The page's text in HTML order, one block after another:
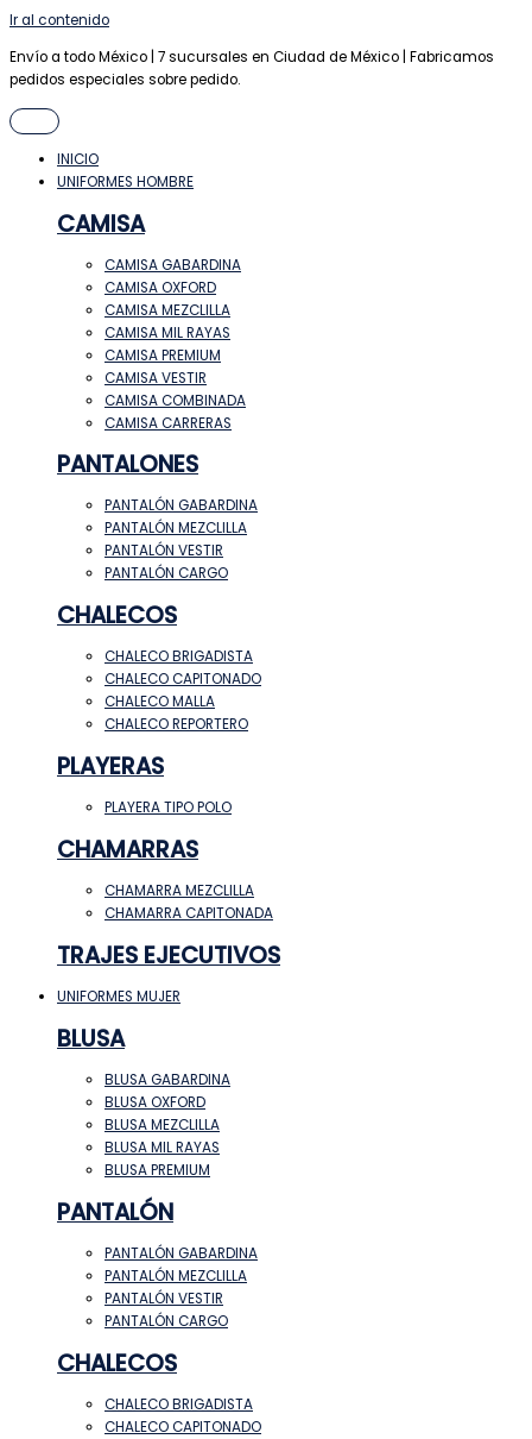
Ir al contenido
Envío a todo México | 7 sucursales en Ciudad de México | Fabricamos
pedidos especiales sobre pedido.
INICIO
UNIFORMES HOMBRE
CAMISA
CAMISA GABARDINA
CAMISA OXFORD
CAMISA MEZCLILLA
CAMISA MIL RAYAS
CAMISA PREMIUM
CAMISA VESTIR
CAMISA COMBINADA
CAMISA CARRERAS
PANTALONES
PANTALÓN GABARDINA
PANTALÓN MEZCLILLA
PANTALÓN VESTIR
PANTALÓN CARGO
CHALECOS
CHALECO BRIGADISTA
CHALECO CAPITONADO
CHALECO MALLA
CHALECO REPORTERO
PLAYERAS
PLAYERA TIPO POLO
CHAMARRAS
CHAMARRA MEZCLILLA
CHAMARRA CAPITONADA
TRAJES EJECUTIVOS
UNIFORMES MUJER
BLUSA
BLUSA GABARDINA
BLUSA OXFORD
BLUSA MEZCLILLA
BLUSA MIL RAYAS
BLUSA PREMIUM
PANTALÓN
PANTALÓN GABARDINA
PANTALÓN MEZCLILLA
PANTALÓN VESTIR
PANTALÓN CARGO
CHALECOS
CHALECO BRIGADISTA
CHALECO CAPITONADO